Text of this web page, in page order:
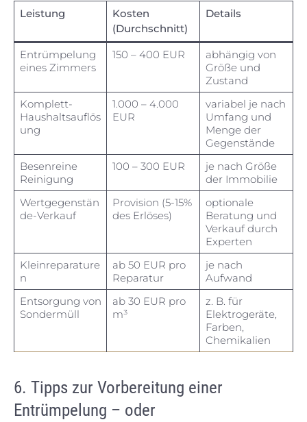
Leistung
Kosten
(Durchschnitt)
Details
Entrümpelung
eines Zimmers
150 – 400 EUR
abhängig von
Größe und
Zustand
Komplett-
Haushaltsauflös
ung
1.000 – 4.000
EUR
variabel je nach
Umfang und
Menge der
Gegenstände
Besenreine
Reinigung
100 – 300 EUR
je nach Größe
der Immobilie
Wertgegenstän
de-Verkauf
Provision (5-15%
des Erlöses)
optionale
Beratung und
Verkauf durch
Experten
Kleinreparature
n
ab 50 EUR pro
Reparatur
je nach
Aufwand
Entsorgung von
Sondermüll
ab 30 EUR pro
m³
z. B. für
Elektrogeräte,
Farben,
Chemikalien
6. Tipps zur Vorbereitung einer
Entrümpelung – oder